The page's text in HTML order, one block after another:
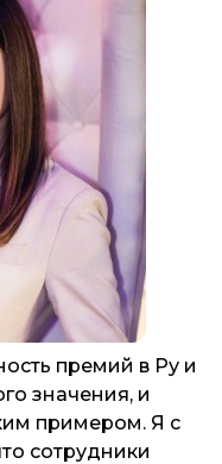
премий в Ру и
значения, и
примером. Я с
сотрудники